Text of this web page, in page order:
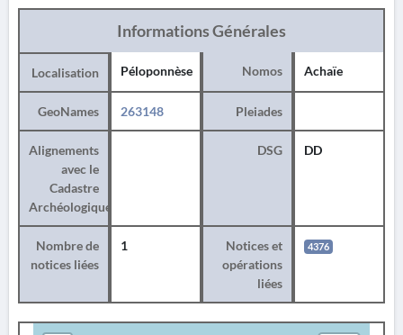
Informations Générales
Localisation Péloponnèse Nomos Achaïe
GeoNames 263148 Pleiades
Alignements
avec le
Cadastre
Archéologique
DSG DD
Nombre de
notices liées
1
Notices et
opérations
liées
4376